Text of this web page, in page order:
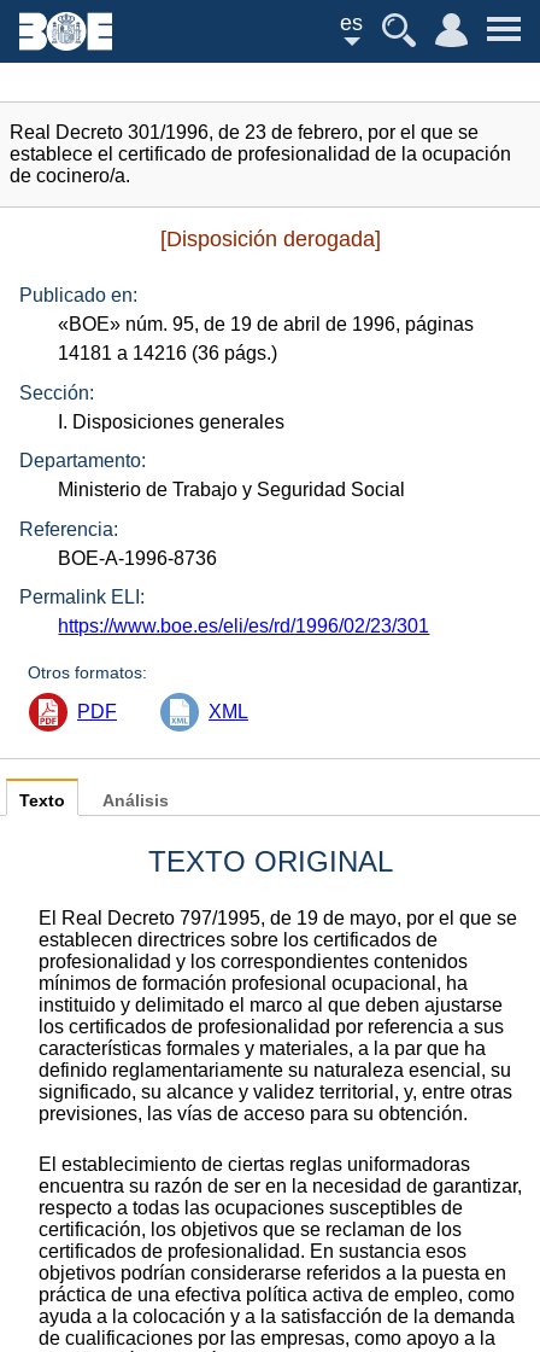
es
Real Decreto 301/1996, de 23 de febrero, por el que se
establece el certificado de profesionalidad de la ocupación
de cocinero/a.
[Disposición derogada]
Publicado en:
«BOE» núm. 95, de 19 de abril de 1996, páginas
14181 a 14216 (36 págs.)
Sección:
I. Disposiciones generales
Departamento:
Ministerio de Trabajo y Seguridad Social
Referencia:
BOE-A-1996-8736
Permalink ELI:
https://www.boe.es/eli/es/rd/1996/02/23/301
Otros formatos:
PDF XML
Texto
TEXTO ORIGINAL
El Real Decreto 797/1995, de 19 de mayo, por el que se
establecen directrices sobre los certificados de
profesionalidad y los correspondientes contenidos
mínimos de formación profesional ocupacional, ha
instituido y delimitado el marco al que deben ajustarse
los certificados de profesionalidad por referencia a sus
características formales y materiales, a la par que ha
definido reglamentariamente su naturaleza esencial, su
significado, su alcance y validez territorial, y, entre otras
previsiones, las vías de acceso para su obtención.
El establecimiento de ciertas reglas uniformadoras
encuentra su razón de ser en la necesidad de garantizar,
respecto a todas las ocupaciones susceptibles de
certificación, los objetivos que se reclaman de los
certificados de profesionalidad. En sustancia esos
objetivos podrían considerarse referidos a la puesta en
práctica de una efectiva política activa de empleo, como
ayuda a la colocación y a la satisfacción de la demanda
de cualificaciones por las empresas, como apoyo a la
Análisis